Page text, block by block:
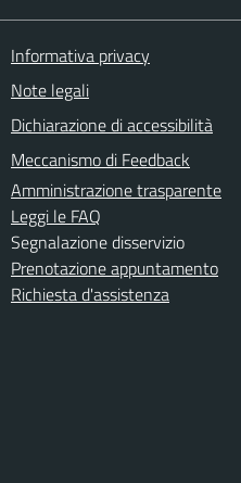
Informativa privacy
Note legali
Dichiarazione di accessibilità
Meccanismo di Feedback
Amministrazione trasparente
Leggi le FAQ
Segnalazione disservizio
Prenotazione appuntamento
Richiesta d'assistenza